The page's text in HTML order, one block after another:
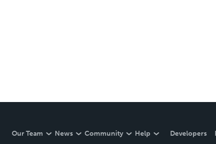
Our Team News Community Help Developers